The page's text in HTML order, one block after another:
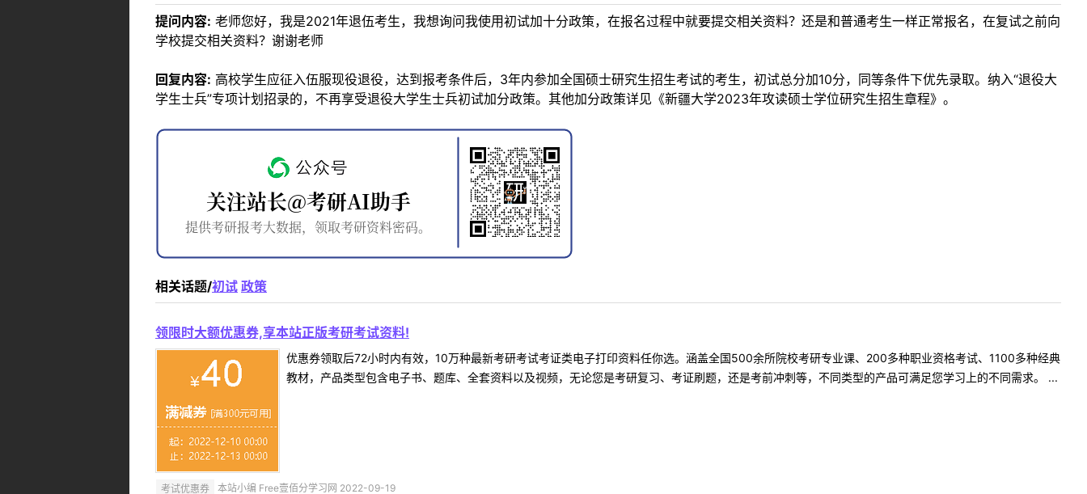
提问内容: 老师您好，我是2021年退伍考生，我想询问我使用初试加十分政策，在报名过程中就要提交相关资料？还是和普通考生一样正常报名，在复试之前向
学校提交相关资料？谢谢老师
回复内容: 高校学生应征入伍服现役退役，达到报考条件后，3年内参加全国硕士研究生招生考试的考生，初试总分加10分，同等条件下优先录取。纳入“退役大
学生士兵”专项计划招录的，不再享受退役大学生士兵初试加分政策。其他加分政策详见《新疆大学2023年攻读硕士学位研究生招生章程》。
相关话题/初试 政策
领限时大额优惠券,享本站正版考研考试资料!
优惠券领取后72小时内有效，10万种最新考研考试考证类电子打印资料任你选。涵盖全国500余所院校考研专业课、200多种职业资格考试、1100多种经典
教材，产品类型包含电子书、题库、全套资料以及视频，无论您是考研复习、考证刷题，还是考前冲刺等，不同类型的产品可满足您学习上的不同需求。 ...
考试优惠券 本站小编 Free壹佰分学习网 2022-09-19